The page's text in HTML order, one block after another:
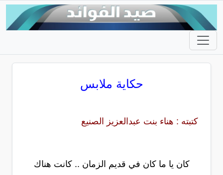
حكاية ملابس
كتبته : هناء بنت عبدالعزيز الصنيع
كان يا ما كان في قديم الزمان .. كانت هناك